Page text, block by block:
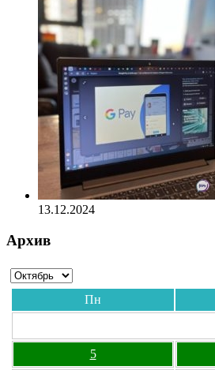
13.12.2024
Архив
Пн
5